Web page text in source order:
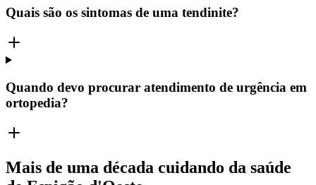
Quais são os sintomas de uma tendinite?
Quando devo procurar atendimento de urgência em
ortopedia?
Mais de uma década cuidando da saúde